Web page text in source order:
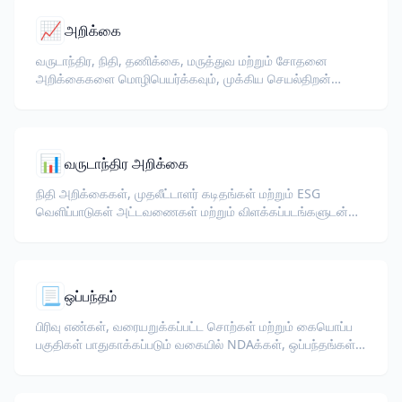
📈அறிக்கை
வருடாந்திர, நிதி, தணிக்கை, மருத்துவ மற்றும் சோதனை
அறிக்கைகளை மொழிபெயர்க்கவும், முக்கிய செயல்திறன்
📊 வருடாந்திர அறிக்கை
நிதி அறிக்கைகள், முதலீட்டாளர் கடிதங்கள் மற்றும் ESG
வெளிப்பாடுகள் அட்டவணைகள் மற்றும் விளக்கப்படங்களுடன்
📃 ஒப்பந்தம்
பிரிவு எண்கள், வரையறுக்கப்பட்ட சொற்கள் மற்றும் கையொப்ப
பகுதிகள் பாதுகாக்கப்படும் வகையில் NDAக்கள், ஒப்பந்தங்கள்